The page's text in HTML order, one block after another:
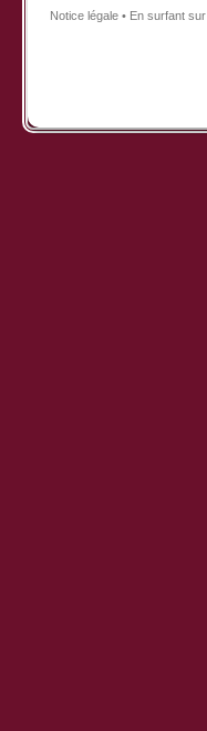
Notice légale • En surfant sur